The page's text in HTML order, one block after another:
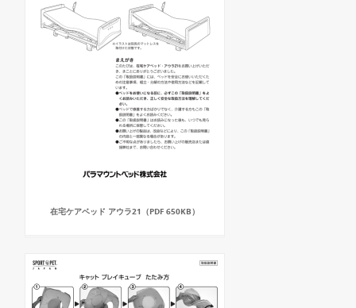
在宅ケアベッド アウラ21（PDF 650KB）